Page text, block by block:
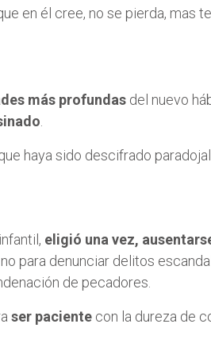
en él cree, no se pierda, mas
más profundas del nuevo
haya sido descifrado
eligió una vez,
para denunciar delitos
de pecadores.
ser paciente con la dureza de